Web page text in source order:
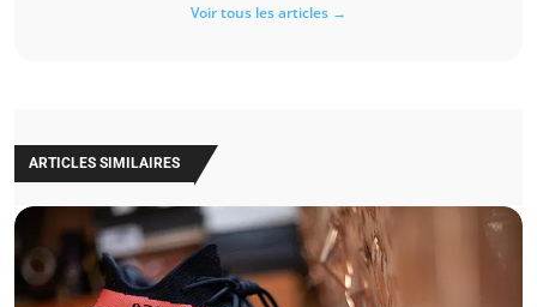
Voir tous les articles →
ARTICLES SIMILAIRES